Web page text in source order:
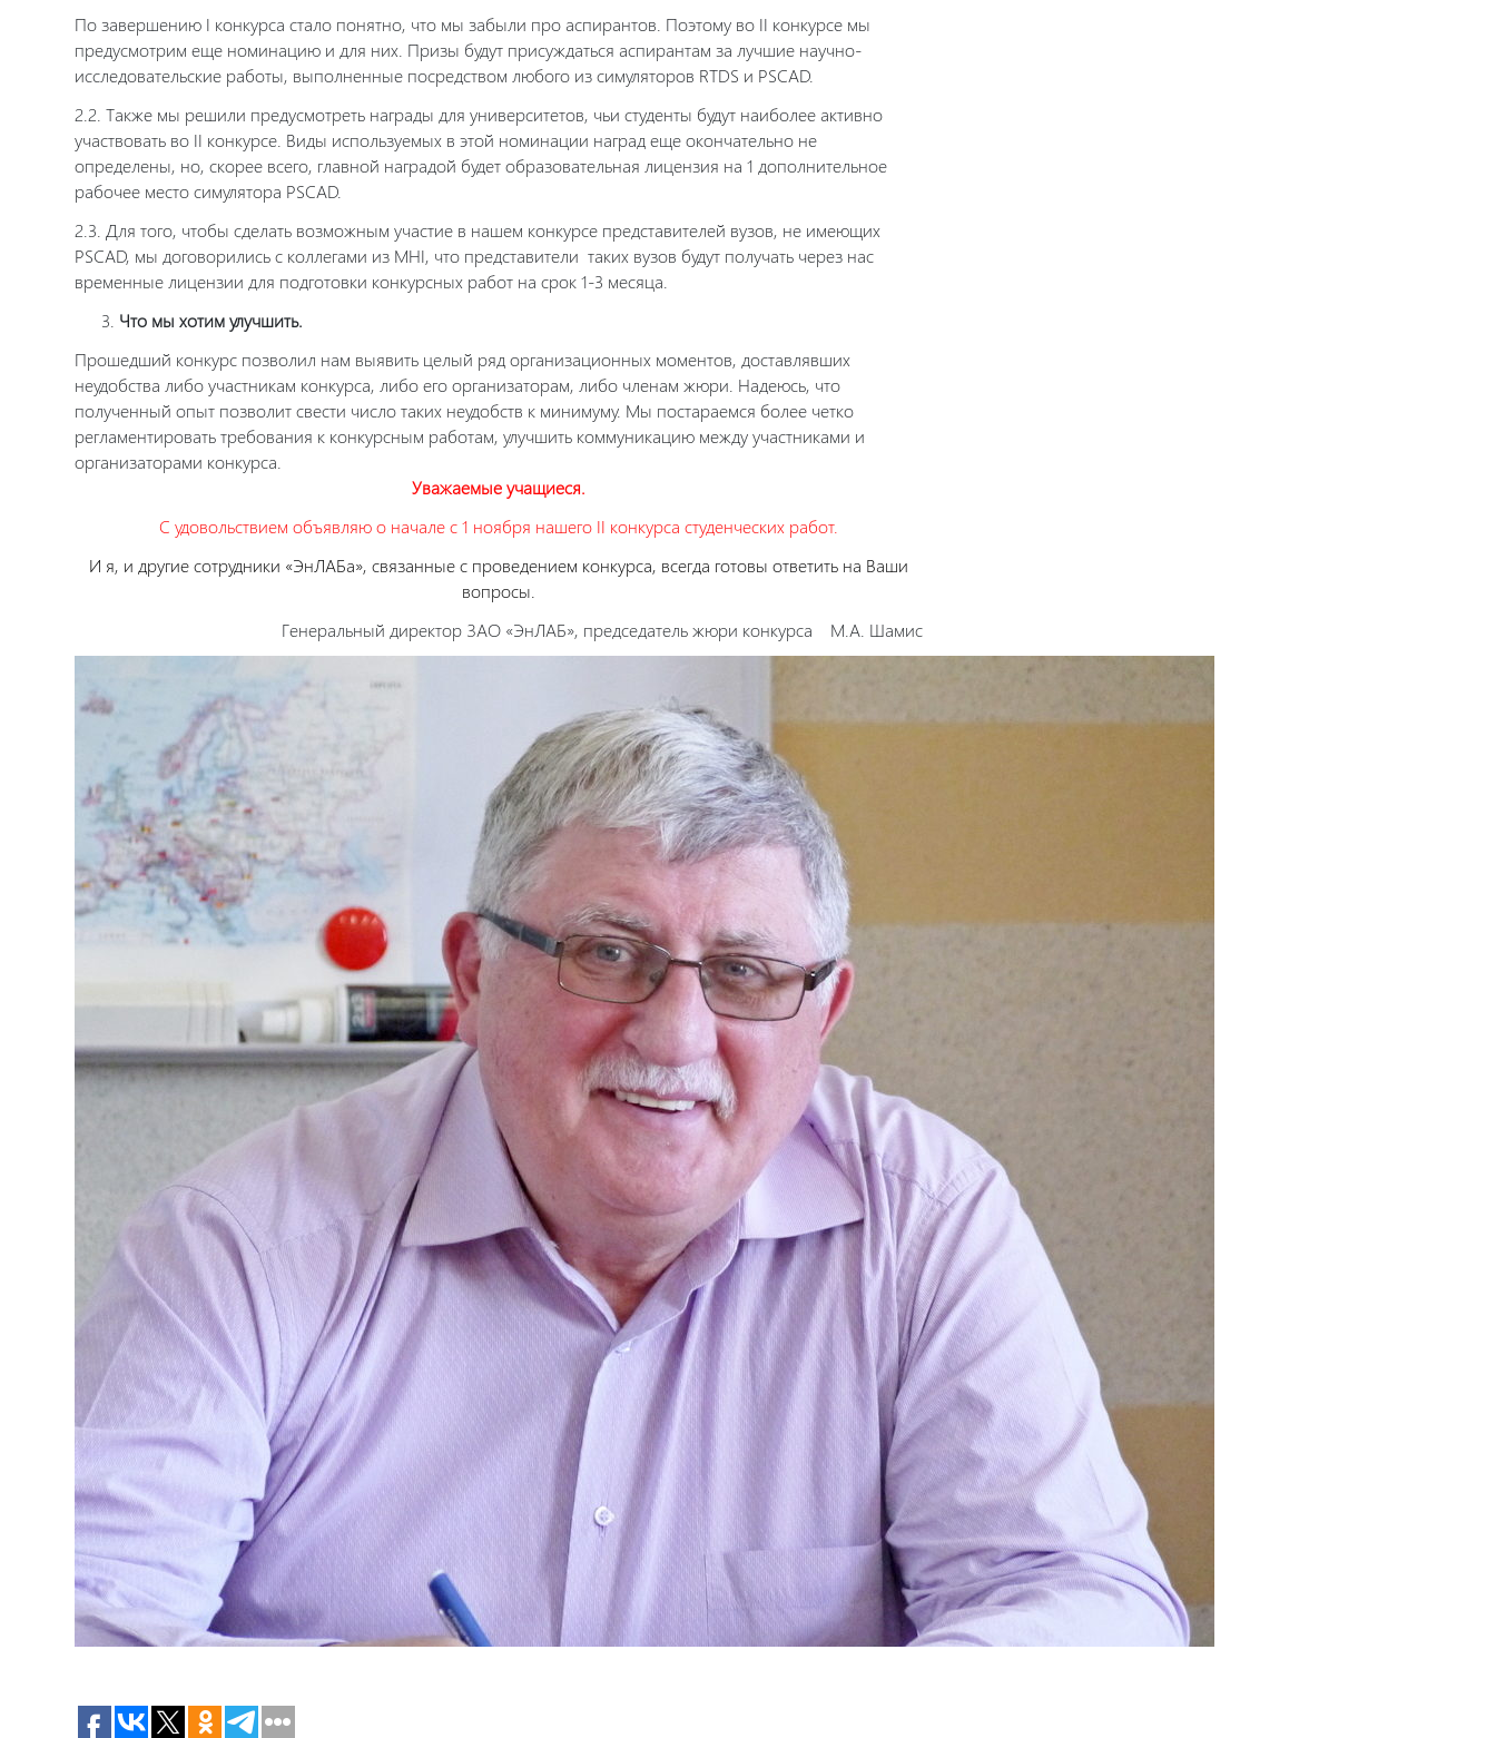
По завершению I конкурса стало понятно, что мы забыли про аспирантов. Поэтому во II конкурсе мы
предусмотрим еще номинацию и для них. Призы будут присуждаться аспирантам за лучшие научно-
исследовательские работы, выполненные посредством любого из симуляторов RTDS и PSCAD.
2.2. Также мы решили предусмотреть награды для университетов, чьи студенты будут наиболее активно
участвовать во II конкурсе. Виды используемых в этой номинации наград еще окончательно не
определены, но, скорее всего, главной наградой будет образовательная лицензия на 1 дополнительное
рабочее место симулятора PSCAD.
2.3. Для того, чтобы сделать возможным участие в нашем конкурсе представителей вузов, не имеющих
PSCAD, мы договорились с коллегами из MHI, что представители таких вузов будут получать через нас
временные лицензии для подготовки конкурсных работ на срок 1-3 месяца.
Что мы хотим улучшить.
Прошедший конкурс позволил нам выявить целый ряд организационных моментов, доставлявших
неудобства либо участникам конкурса, либо его организаторам, либо членам жюри. Надеюсь, что
полученный опыт позволит свести число таких неудобств к минимуму. Мы постараемся более четко
регламентировать требования к конкурсным работам, улучшить коммуникацию между участниками и
организаторами конкурса.
Уважаемые учащиеся.
С удовольствием объявляю о начале с 1 ноября нашего II конкурса студенческих работ.
И я, и другие сотрудники «ЭнЛАБа», связанные с проведением конкурса, всегда готовы ответить на Ваши
вопросы.
Генеральный директор ЗАО «ЭнЛАБ», председатель жюри конкурса М.А. Шамис